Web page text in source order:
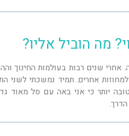
מה הוביל אליו?
אחרי שנים רבות בעולמות החינוך
אחרים. תמיד נמשכתי לשני
יותר כי אני באה עם סל מאוד